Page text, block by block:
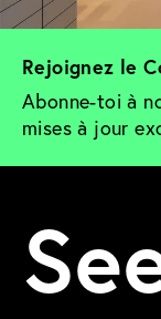
Rejoignez le
Abonne-toi à
mises à jour